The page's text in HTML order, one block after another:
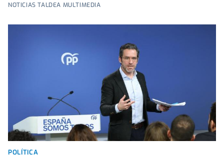
NOTICIAS TALDEA MULTIMEDIA
POLÍTICA